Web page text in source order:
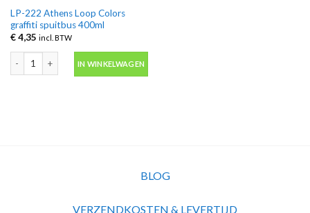
LP-222 Athens Loop Colors
graffiti spuitbus 400ml
€4,35 incl. BTW
LP-222 Athens Loop Colors graffiti spuitbus 400ml aantal
IN WINKELWAGEN
BLOG
VERZENDKOSTEN & LEVERTIJD